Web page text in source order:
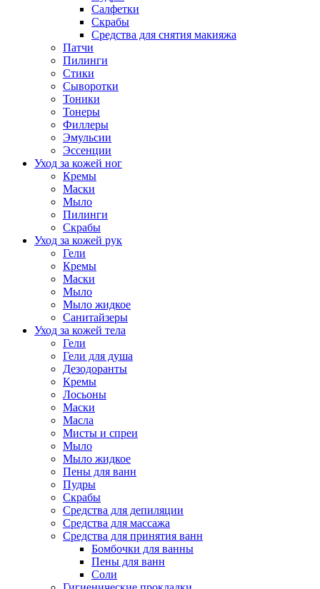
Салфетки
Скрабы
Средства для снятия макияжа
Патчи
Пилинги
Стики
Сыворотки
Тоники
Тонеры
Филлеры
Эмульсии
Эссенции
Уход за кожей ног
Кремы
Маски
Мыло
Пилинги
Скрабы
Уход за кожей рук
Гели
Кремы
Маски
Мыло
Мыло жидкое
Санитайзеры
Уход за кожей тела
Гели
Гели для душа
Дезодоранты
Кремы
Лосьоны
Маски
Масла
Мисты и спреи
Мыло
Мыло жидкое
Пены для ванн
Пудры
Скрабы
Средства для депиляции
Средства для массажа
Средства для принятия ванн
Бомбочки для ванны
Пены для ванн
Соли